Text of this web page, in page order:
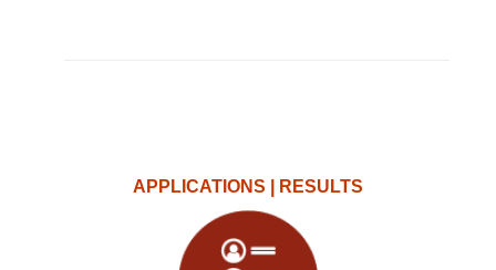
APPLICATIONS | RESULTS